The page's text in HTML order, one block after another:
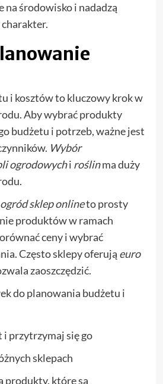
na środowisko i nadadzą
i kosztów to kluczowy krok w
Aby wybrać produkty
budżetu i potrzeb, ważne jest
Wybór
ogrodowychi roślinma duży
sklep onlineto prosty
produktów w ramach
ceny i wybrać
Często sklepy oferują euro
zaoszczędzić.
do planowania budżetu i
przytrzymaj się go
sklepach
produkty, które są